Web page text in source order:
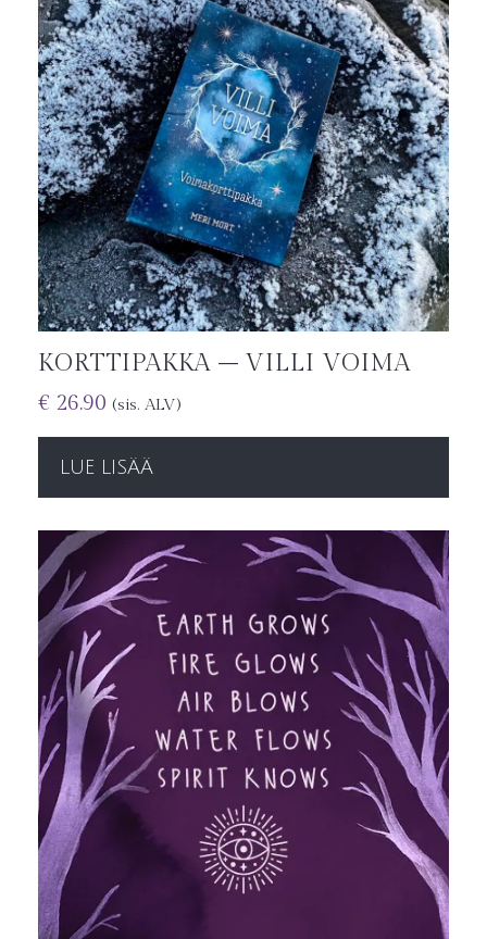
KORTTIPAKKA – VILLI VOIMA
€ 26.90 (sis. ALV)
LUE LISÄÄ